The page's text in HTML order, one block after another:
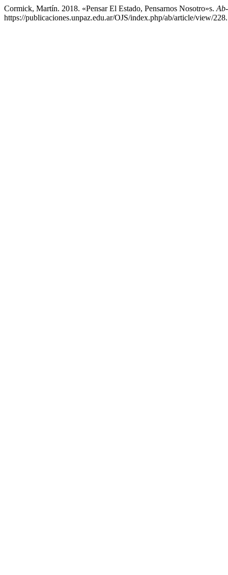
Cormick, Martín. 2018. «Pensar El Estado, Pensarnos Nosotro»s.
https://publicaciones.unpaz.edu.ar/OJS/index.php/ab/article/view/228.